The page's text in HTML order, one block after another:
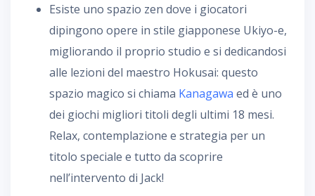
Esiste uno spazio zen dove i giocatori
dipingono opere in stile giapponese Ukiyo-e,
migliorando il proprio studio e si dedicandosi
alle lezioni del maestro Hokusai: questo
spazio magico si chiama Kanagawa ed è uno
dei giochi migliori titoli degli ultimi 18 mesi.
Relax, contemplazione e strategia per un
titolo speciale e tutto da scoprire
nell’intervento di Jack!